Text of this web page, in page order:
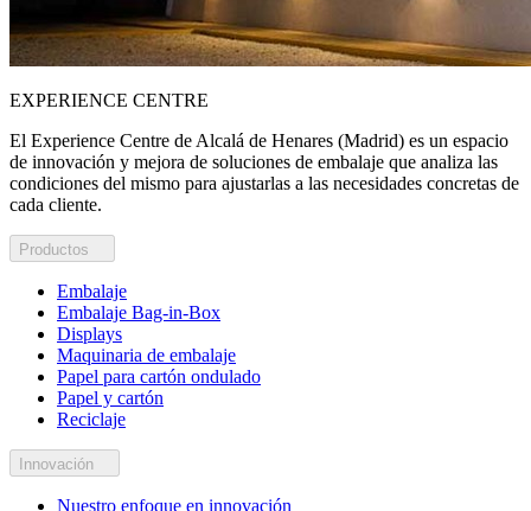
EXPERIENCE CENTRE
El Experience Centre de Alcalá de Henares (Madrid) es un espacio
de innovación y mejora de soluciones de embalaje que analiza las
condiciones del mismo para ajustarlas a las necesidades concretas de
cada cliente.
Productos
Embalaje
Embalaje Bag-in-Box
Displays
Maquinaria de embalaje
Papel para cartón ondulado
Papel y cartón
Reciclaje
Innovación
Nuestro enfoque en innovación